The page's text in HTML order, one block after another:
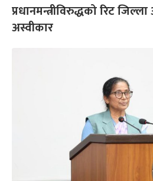
प्रधानमन्त्रीविरुद्धको रिट जिल्ला
अस्वीकार